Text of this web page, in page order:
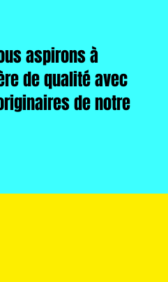
aspirons à
de qualité avec
de notre